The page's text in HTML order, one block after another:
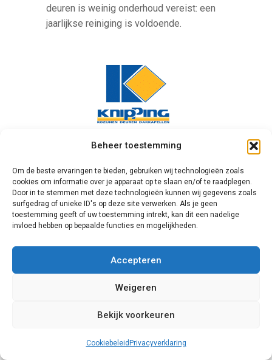
Beheer toestemming
Om de beste ervaringen te bieden, gebruiken wij technologieën zoals
cookies om informatie over je apparaat op te slaan en/of te raadplegen.
Door in te stemmen met deze technologieën kunnen wij gegevens zoals
surfgedrag of unieke ID's op deze site verwerken. Als je geen
toestemming geeft of uw toestemming intrekt, kan dit een nadelige
invloed hebben op bepaalde functies en mogelijkheden.
Accepteren
Weigeren
Bekijk voorkeuren
Cookiebeleid Privacyverklaring
deuren is weinig onderhoud vereist: een
jaarlijkse reiniging is voldoende.
Knipping
Een tweede bedrijf dat wij bij u onder de
aandacht willen brengen is Knipping. Dit
duitse familiebedrijf levert al sinds de
opening kunststof materialen van hoge
Dit betekent dat de artikelen niet alleen
aan de Duitse, maar ook de Nederlandse
dan ook verzekerd van een prima